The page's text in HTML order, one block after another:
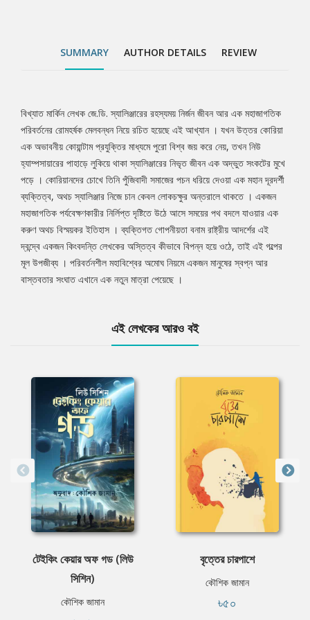
SUMMARY AUTHOR DETAILS REVIEW
Tab
Article
বিখ্যাত মার্কিন লেখক জে.ডি. স্যালিঞ্জারের রহস্যময় নির্জন জীবন আর এক মহাজাগতিক
পরিবর্তনের রোমহর্ষক মেলবন্ধন নিয়ে রচিত হয়েছে এই আখ্যান । যখন উত্তর কোরিয়া
এক অভাবনীয় কোয়ান্টাম প্রযুক্তির মাধ্যমে পুরো বিশ্ব জয় করে নেয়, তখন নিউ
হ্যাম্পসায়ারের পাহাড়ে লুকিয়ে থাকা স্যালিঞ্জারের নিভৃত জীবন এক অদ্ভুত সংকটের মুখে
পড়ে । কোরিয়ানদের চোখে তিনি পুঁজিবাদী সমাজের পচন ধরিয়ে দেওয়া এক মহান দূরদর্শী
ব্যক্তিত্ব, অথচ স্যালিঞ্জার নিজে চান কেবল লোকচক্ষুর অন্তরালে থাকতে । একজন
মহাজাগতিক পর্যবেক্ষণকারীর নির্লিপ্ত দৃষ্টিতে উঠে আসে সময়ের পথ বদলে যাওয়ার এক
করুণ অথচ বিস্ময়কর ইতিহাস । ব্যক্তিগত গোপনীয়তা বনাম রাষ্ট্রীয় আদর্শের এই
দ্বন্দ্বে একজন কিংবদন্তি লেখকের অস্তিত্ব কীভাবে বিপন্ন হয়ে ওঠে, তাই এই গল্পের
মূল উপজীব্য । পরিবর্তনশীল মহাবিশ্বের অমোঘ নিয়মে একজন মানুষের স্বপ্ন আর
বাস্তবতার সংঘাত এখানে এক নতুন মাত্রা পেয়েছে ।
এই লেখকের আরও বই
টেইকিং কেয়ার অফ গড (লিউ
সিশিন)
কৌশিক জামান
বৃত্তের চারপাশে
কৌশিক জামান
৳৫০